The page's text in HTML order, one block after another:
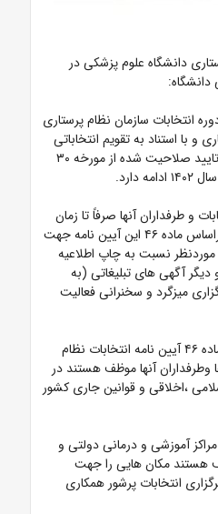
دانشگاه علوم پزشکی در
دانشگاه:
انتخابات سازمان نظام پرستاری
و با استناد به تقویم انتخاباتی
این دوره تبلیغات کاندیداهای تایید صلاحیت شده از مورخه ۳۰
و طرفداران آنها صرفاً تا زمان
تعیین شده مجاز هستند که براساس ماده ۴۶ این آیین نامه جهت
موردنظر نسبت به چاپ اطلاعیه
دیگر آگهی های تبلیغاتی (به
میزگرد و سخنرانی فعالیت
▫️نکته مهم بر اساس تبصره ۲ ماده ۴۶ آیین نامه انتخابات نظام
نامزدها وطرفداران آنها موظف هستند در
،اخلاقی و قوانین جاری کشور
همین ماده مراکز آموزشی و درمانی دولتی و
هستند مکان هایی را جهت
انتخابات پرشور همکاری